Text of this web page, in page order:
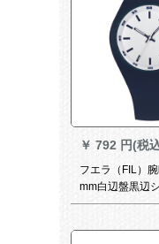
￥ 792 円(税
フエラ（FIL）
mm白辺盤黒辺
メガロズズ2人